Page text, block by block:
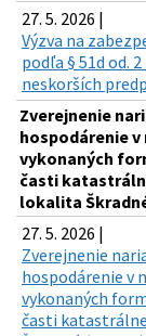
27. 5. 2026 |
Výzva na
podľa § 51d od.
neskorších
Zverejnenie
hospodárenie
vykonaných
časti
lokalita
27. 5. 2026 |
Zverejnenie
hospodárenie v
vykonaných
časti